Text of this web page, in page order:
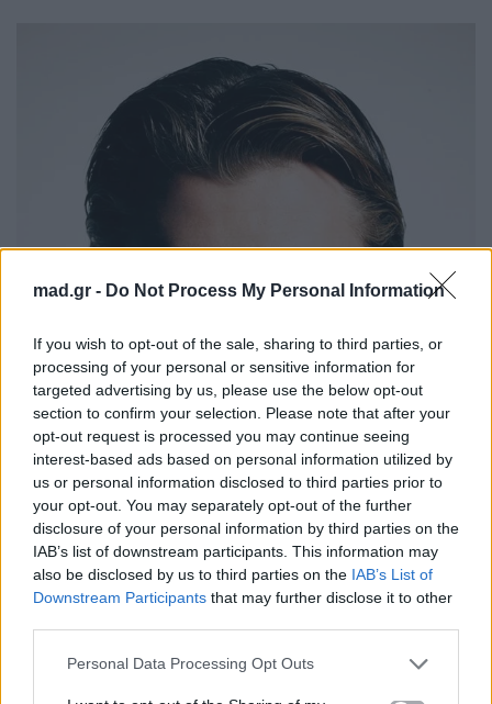
mad.gr - Do Not Process My Personal Information
If you wish to opt-out of the sale, sharing to third parties, or
processing of your personal or sensitive information for
targeted advertising by us, please use the below opt-out
section to confirm your selection. Please note that after your
opt-out request is processed you may continue seeing
interest-based ads based on personal information utilized by
us or personal information disclosed to third parties prior to
your opt-out. You may separately opt-out of the further
disclosure of your personal information by third parties on the
IAB’s list of downstream participants. This information may
also be disclosed by us to third parties on the IAB’s List of
Downstream Participants that may further disclose it to other
Personal Data Processing Opt Outs